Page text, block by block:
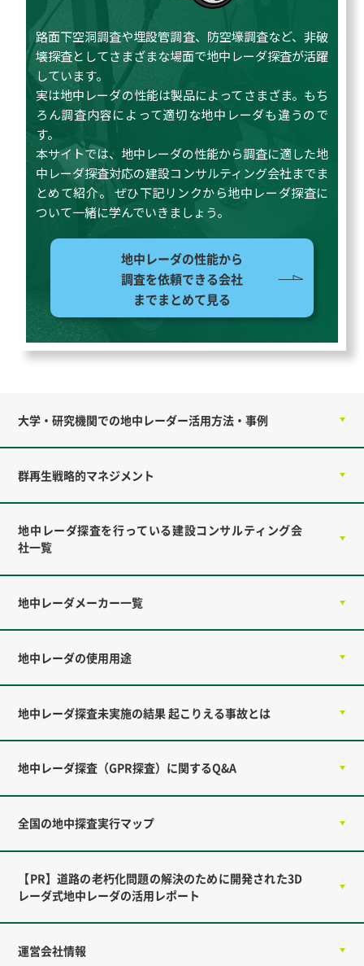
路面下空洞調査や埋設管調査、防空壕調査など、非破
壊探査としてさまざまな場面で地中レーダ探査が活躍
しています。
実は地中レーダの性能は製品によってさまざま。もち
ろん調査内容によって適切な地中レーダも違うので
す。
本サイトでは、地中レーダの性能から調査に適した地
中レーダ探査対応の建設コンサルティング会社までま
とめて紹介。 ぜひ下記リンクから地中レーダ探査に
ついて一緒に学んでいきましょう。
地中レーダの性能から
調査を依頼できる会社
までまとめて見る
大学・研究機関での地中レーダー活用方法・事例
群再生戦略的マネジメント
地中レーダ探査を行っている建設コンサルティング会
社一覧
地中レーダメーカー一覧
地中レーダの使用用途
地中レーダ探査未実施の結果 起こりえる事故とは
地中レーダ探査（GPR探査）に関するQ&A
全国の地中探査実行マップ
【PR】道路の老朽化問題の解決のために開発された3D
レーダ式地中レーダの活用レポート
運営会社情報